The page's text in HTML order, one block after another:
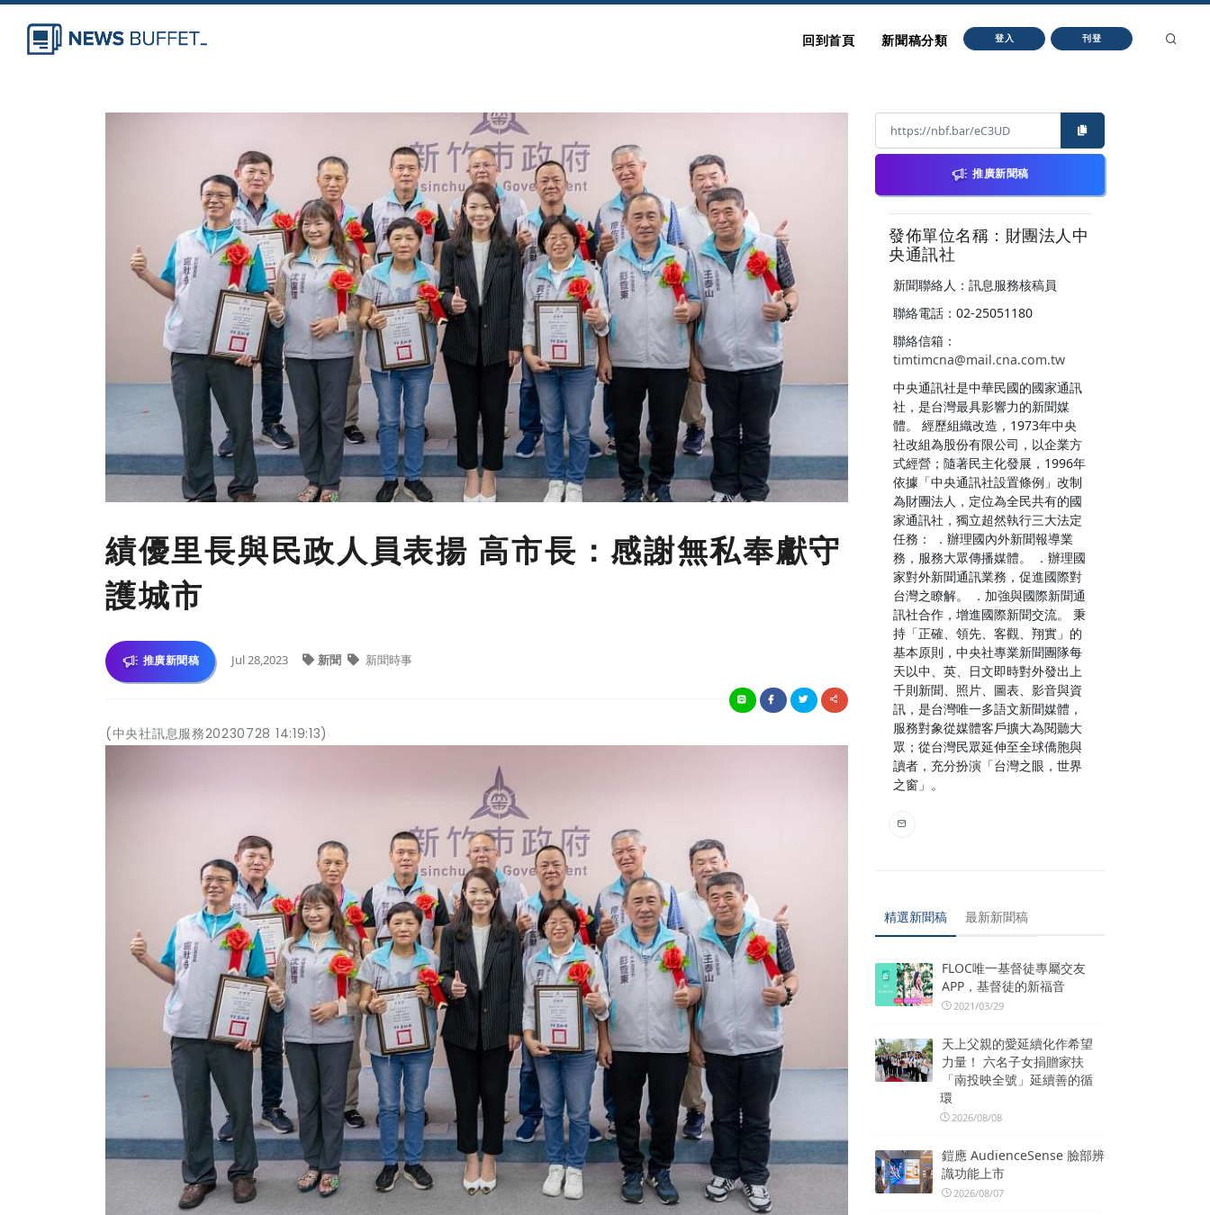
回到首頁 新聞稿分類 登入 刊登
績優里長與民政人員表揚 高市長：感謝無私奉獻守
護城市
推廣新聞稿 Jul 28,2023 新聞 新聞時事
(中央社訊息服務20230728 14:19:13)
推廣新聞稿
發佈單位名稱：財團法人中
央通訊社
新聞聯絡人：訊息服務核稿員
聯絡電話：02-25051180
聯絡信箱：
timtimcna@mail.cna.com.tw
中央通訊社是中華民國的國家通訊
社，是台灣最具影響力的新聞媒
體。 經歷組織改造，1973年中央
社改組為股份有限公司，以企業方
式經營；隨著民主化發展，1996年
依據「中央通訊社設置條例」改制
為財團法人，定位為全民共有的國
家通訊社，獨立超然執行三大法定
任務： ．辦理國內外新聞報導業
務，服務大眾傳播媒體。 ．辦理國
家對外新聞通訊業務，促進國際對
台灣之瞭解。 ．加強與國際新聞通
訊社合作，增進國際新聞交流。 秉
持「正確、領先、客觀、翔實」的
基本原則，中央社專業新聞團隊每
天以中、英、日文即時對外發出上
千則新聞、照片、圖表、影音與資
訊，是台灣唯一多語文新聞媒體，
服務對象從媒體客戶擴大為閱聽大
眾；從台灣民眾延伸至全球僑胞與
讀者，充分扮演「台灣之眼，世界
之窗」。
精選新聞稿 最新新聞稿
FLOC唯一基督徒專屬交友
APP，基督徒的新福音
2021/03/29
天上父親的愛延續化作希望
力量！ 六名子女捐贈家扶
「南投映全號」延續善的循
環
2026/08/08
鎧應 AudienceSense 臉部辨
識功能上市
2026/08/07